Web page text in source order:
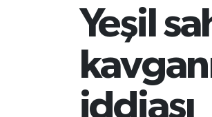
Yeşil
iddiası